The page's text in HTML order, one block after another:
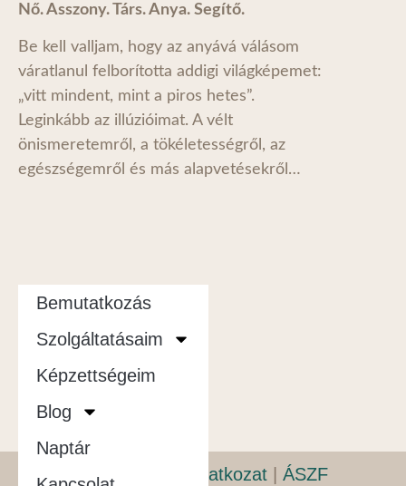
Nő. Asszony. Társ. Anya. Segítő.
Be kell valljam, hogy az anyává válásom
váratlanul felborította addigi világképemet:
„vitt mindent, mint a piros hetes”.
Leginkább az illúzióimat. A vélt
önismeretemről, a tökéletességről, az
egészségemről és más alapvetésekről…
Bemutatkozás
Szolgáltatásaim
Képzettségeim
Blog
Naptár
Adatvédelmi nyilatkozat | ÁSZF